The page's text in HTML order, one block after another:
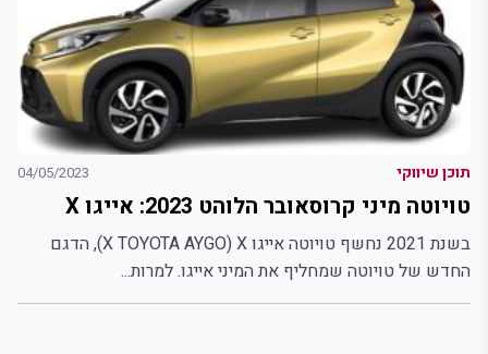
תוכן שיווקי 04/05/2023
טויוטה מיני קרוסאובר הלוהט 2023: אייגו X
בשנת 2021 נחשף טויוטה אייגו X TOYOTA AYGO) X), הדגם
החדש של טויוטה שמחליף את המיני אייגו. למרות...